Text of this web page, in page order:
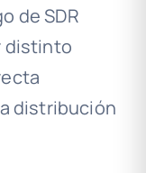
de SDR
distinto
distribución